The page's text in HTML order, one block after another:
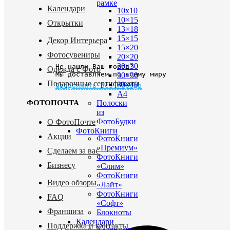
Не нашли Ваш город?
Мы доставляем по всему миру
Продолжить без города
рамке
10х10
10×15
13×18
15×15
15×20
20×20
20×30
30×30
30×40
A4
Полоски
из
ФотоБудки
ФотоКниги
ФотоКниги
«Премиум»
ФотоКниги
«Слим»
ФотоКниги
«Лайт»
ФотоКниги
«Софт»
Блокноты
Календари
Календари
Открытки
Декор Интерьера
Фотосувениры
Одежда с Фото
Подарочные сертификаты
ФОТОПОЧТА
О ФотоПочте
Акции
Сделаем за вас
Бизнесу
Видео обзоры
FAQ
Франшиза
Поддержка и контакты